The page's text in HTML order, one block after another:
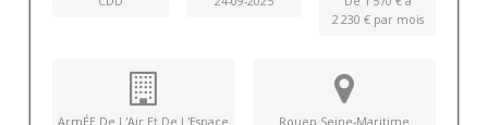
2 230 € par mois
ArmÉE De L'Air Et De L'Espace
Rouen Seine-Maritime